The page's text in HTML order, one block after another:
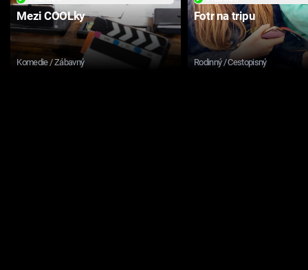
Mezi COOLky
Komedie / Zábavný
Fotr na tripu
Rodinný / Cestopisný